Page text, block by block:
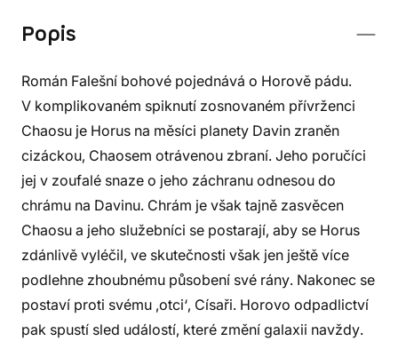
Popis
Román Falešní bohové pojednává o Horově pádu.
V komplikovaném spiknutí zosnovaném přívrženci
Chaosu je Horus na měsíci planety Davin zraněn
cizáckou, Chaosem otrávenou zbraní. Jeho poručíci
jej v zoufalé snaze o jeho záchranu odnesou do
chrámu na Davinu. Chrám je však tajně zasvěcen
Chaosu a jeho služebníci se postarají, aby se Horus
zdánlivě vyléčil, ve skutečnosti však jen ještě více
podlehne zhoubnému působení své rány. Nakonec se
postaví proti svému ‚otci‘, Císaři. Horovo odpadlictví
pak spustí sled událostí, které změní galaxii navždy.